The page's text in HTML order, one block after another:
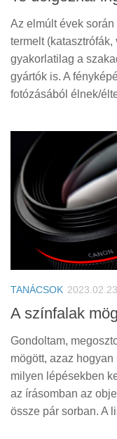
Az elmúlt évek
termelt
gyakorlatilag a
gyártók is. A
fotózásából élnek/
TANÁCSOK 2023.02.23
A színfalak
Gondoltam,
mögött, azaz
milyen lépésekben
az írásomban az
össze pár sorban. A